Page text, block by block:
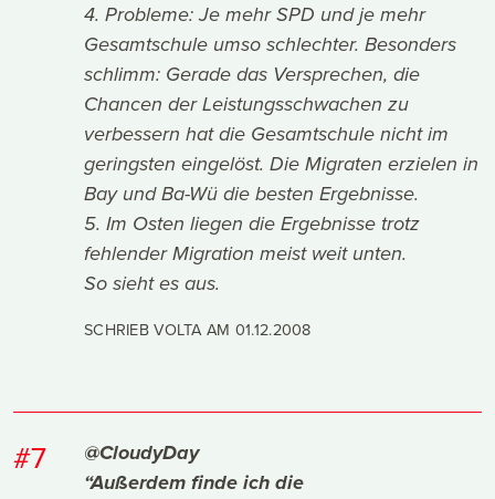
4. Probleme: Je mehr SPD und je mehr
Gesamtschule umso schlechter. Besonders
schlimm: Gerade das Versprechen, die
Chancen der Leistungsschwachen zu
verbessern hat die Gesamtschule nicht im
geringsten eingelöst. Die Migraten erzielen in
Bay und Ba-Wü die besten Ergebnisse.
5. Im Osten liegen die Ergebnisse trotz
fehlender Migration meist weit unten.
So sieht es aus.
SCHRIEB VOLTA AM 01.12.2008
#7
@CloudyDay
“Außerdem finde ich die